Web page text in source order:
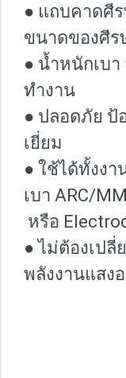
● แถบคาดศี
ขนาดของศีร
● น้ำหนักเบา
ทำงาน
● ปลอดภัย ป้
เยี่ยม
● ใช้ได้ทั้งง
เบา ARC/
หรือ
● ไม่ต้องเป
พลังงานแสง